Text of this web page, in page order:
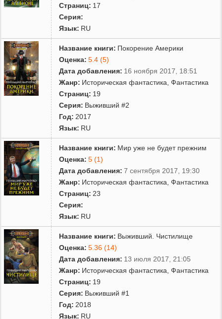
Страниц: 17
Серия:
Язык: RU
Название книги: Покорение Америки
Оценка: 5.4 (5)
Дата добавления: 16 ноября 2017, 18:51
Жанр: Историческая фантастика ,Фантастика
Страниц: 19
Серия: Выживший #2
Год: 2017
Язык: RU
Название книги: Мир уже не будет прежним
Оценка: 5 (1)
Дата добавления: 7 сентября 2017, 19:30
Жанр: Историческая фантастика ,Фантастика
Страниц: 23
Серия:
Язык: RU
Название книги: Выживший. Чистилище
Оценка: 5.36 (14)
Дата добавления: 13 июля 2017, 21:05
Жанр: Историческая фантастика ,Фантастика
Страниц: 19
Серия: Выживший #1
Год: 2018
Язык: RU